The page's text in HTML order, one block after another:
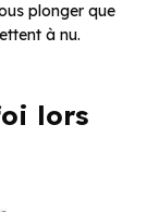
plonger que
à nu.
lors